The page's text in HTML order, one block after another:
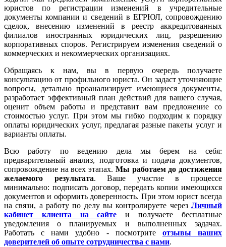
юристов по регистрации изменений в учредительные
документы компании и сведений в ЕГРЮЛ, сопровождению
сделок, внесению изменений в реестр аккредитованных
филиалов иностранных юридических лиц, разрешению
корпоративных споров. Регистрируем изменения сведений о
коммерческих и некоммерческих организациях.
Обращаясь к нам, вы в первую очередь получаете
консультацию от профильного юриста. Он задаст уточняющие
вопросы, детально проанализирует имеющиеся документы,
разработает эффективный план действий для вашего случая,
оценит объем работы и представит вам предложение со
стоимостью услуг. При этом мы гибко подходим к порядку
оплаты юридических услуг, предлагая разные пакеты услуг и
варианты оплаты.
Всю работу по ведению дела мы берем на себя:
предварительный анализ, подготовка и подача документов,
сопровождение на всех этапах. Мы работаем до достижения
желаемого результата. Ваше участие в процессе
минимально: подписать договор, передать копии имеющихся
документов и оформить доверенность. При этом юрист всегда
на связи, а работу по делу вы контролируете через Личный
кабинет клиента на сайте и получаете бесплатные
уведомления о планируемых и выполненных задачах.
Работать с нами удобно - посмотрите отзывы наших
доверителей об опыте сотрудничества с нами.